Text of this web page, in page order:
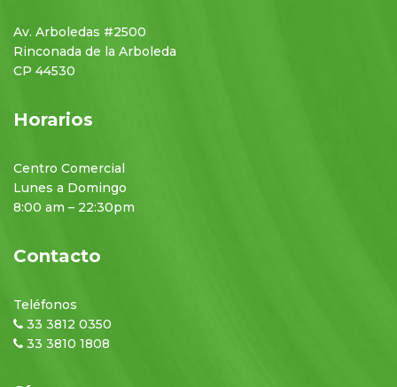
Av. Arboledas #2500
Rinconada de la Arboleda
CP 44530
Horarios
Centro Comercial
Lunes a Domingo
8:00 am – 22:30pm
Contacto
Teléfonos
33 3812 0350
33 3810 1808